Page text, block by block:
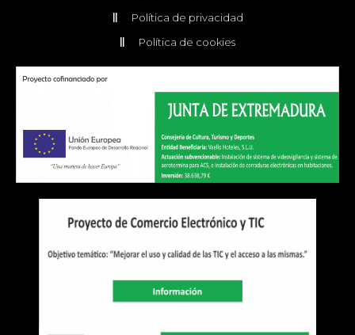
Política de privacidad
Política de cookies